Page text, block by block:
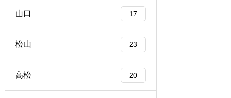
山口 17
松山 23
高松 20